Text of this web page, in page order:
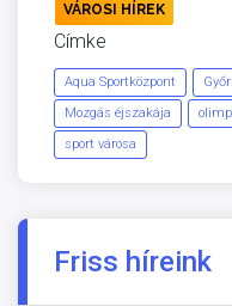
VÁROSI HÍREK
Címke
Aqua Sportközpont
Mozgás éjszakája
sport városa
Friss híreink